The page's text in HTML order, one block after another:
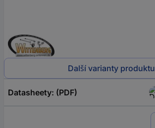
Další varianty produktu
Datasheety: (PDF)